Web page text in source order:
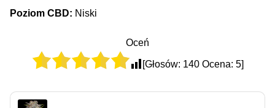
Poziom CBD: Niski
Oceń
[Głosów: 140Ocena: 5]